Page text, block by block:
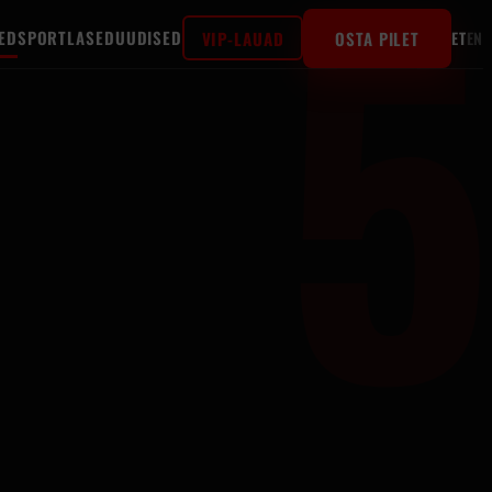
SPORTLASEDUUDISED VIP-LAUAD OSTA PILET ETEN